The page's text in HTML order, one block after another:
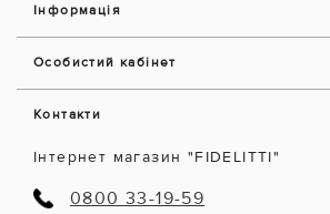
Інформація
Особистий кабінет
Контакти
Інтернет магазин "FIDELITTI"
0800 33-19-59